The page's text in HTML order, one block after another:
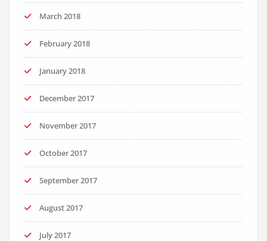
March 2018
February 2018
January 2018
December 2017
November 2017
October 2017
September 2017
August 2017
July 2017